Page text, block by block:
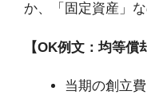
か、「固定資産」
【OK例文：均等償
当期の創立